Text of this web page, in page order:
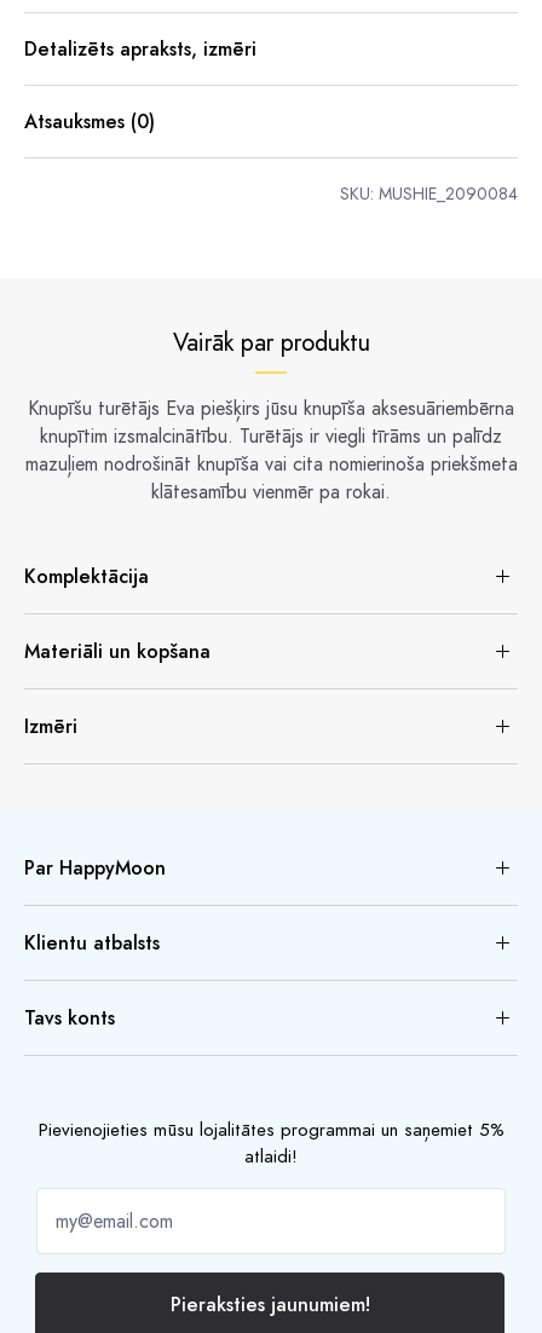
Detalizēts apraksts, izmēri
Atsauksmes (0)
SKU: MUSHIE_2090084
Vairāk par produktu
Knupīšu turētājs Eva piešķirs jūsu knupīša aksesuāriembērna
knupītim izsmalcinātību. Turētājs ir viegli tīrāms un palīdz
mazuļiem nodrošināt knupīša vai cita nomierinoša priekšmeta
klātesamību vienmēr pa rokai.
Komplektācija
Materiāli un kopšana
Izmēri
Par HappyMoon
Klientu atbalsts
Tavs konts
Pievienojieties mūsu lojalitātes programmai un saņemiet 5%
atlaidi!
Pieraksties jaunumiem!